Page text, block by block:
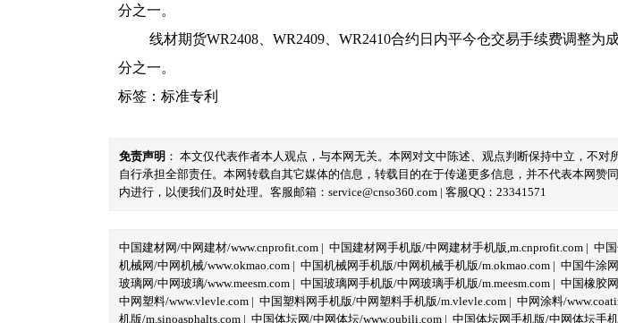
分之一。
线材期货WR2408、WR2409、WR2410合约日内平今仓交易手续费调整
分之一。
标签： 标准专利
免责声明 ： 本文仅代表作者本人观点，与本网无关。本网对文中陈述、观点判断保持中立，不
自行承担全部责任。本网转载自其它媒体的信息，转载目的在于传递更多信息，并不代表本网
内进行，以便我们及时处理。客服邮箱：service@cnso360.com | 客服QQ：23341571
中国建材网/中网建材/www.cnprofit.com | 中国建材网手机版/中网建材手机版,m.cnprofit.com | 中
机械网/中网机械/www.okmao.com | 中国机械网手机版/中网机械手机版/m.okmao.com | 中国牛涂
玻璃网/中网玻璃/www.meesm.com | 中国玻璃网手机版/中网玻璃手机版/m.meesm.com | 中国橡胶
中网塑料/www.vlevle.com | 中国塑料网手机版/中网塑料手机版/m.vlevle.com | 中网涂料/
机版/m.sinoasphalts.com | 中国体坛网/中网体坛/www.oubili.com | 中国体坛网手机版/中网体坛手